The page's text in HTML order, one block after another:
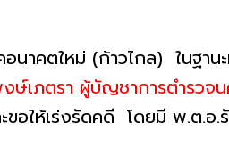
าคตใหม่ (ก้าวไกล) ในฐาน
เภตรา ผู้บัญชาการตำรวจน
ให้เร่งรัดคดี โดยมี พ.ต.อ.